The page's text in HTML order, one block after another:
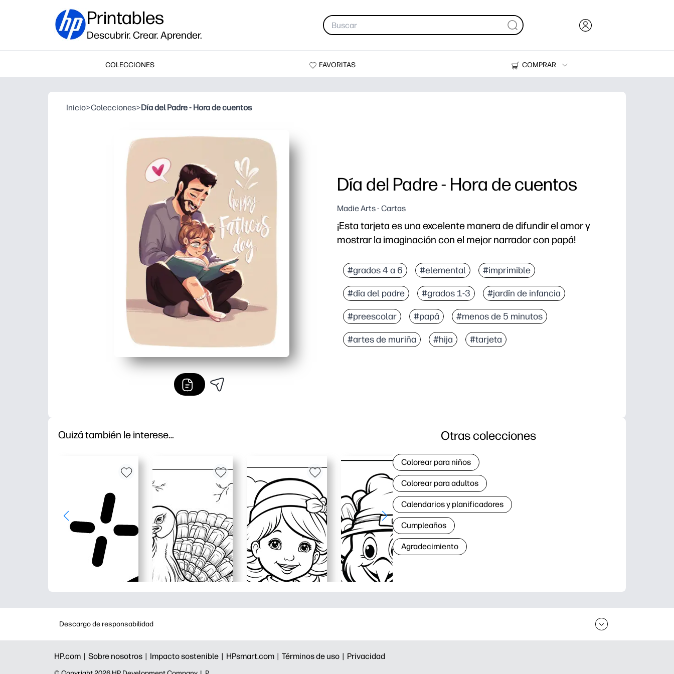
Printables
Descubrir. Crear. Aprender.
COLECCIONES FAVORITAS
COMPRAR
Impresoras
Inicio>Colecciones>Día del Padre - Hora de cuentos
Día del Padre - Hora de cuentos
Madie Arts - Cartas
¡Esta tarjeta es una excelente manera de difundir el amor y
mostrar la imaginación con el mejor narrador con papá!
#grados 4 a 6 #elemental #imprimible
#día del padre #grados 1-3 #jardín de infancia
#preescolar #papá #menos de 5 minutos
#artes de muriña #hija #tarjeta
Quizá también le interese… Otras colecciones
Colorear para niños
Colorear para adultos
Calendarios y planificadores
Cumpleaños
Agradecimiento
Descargo de responsabilidad
HP.com | Sobre nosotros | Impacto sostenible | HPsmart.com | Términos de uso | Privacidad